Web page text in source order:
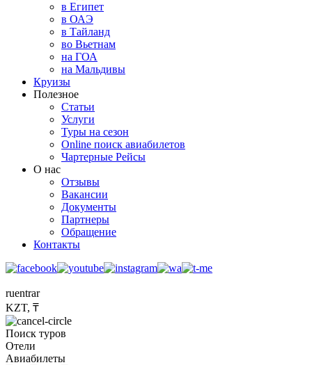
в Египет
в ОАЭ
в Тайланд
во Вьетнам
на ГОА
на Мальдивы
Круизы
Полезное
Статьи
Услуги
Туры на сезон
Online поиск авиабилетов
Чартерные Рейсы
О нас
Отзывы
Вакансии
Документы
Партнеры
Обращение
Контакты
ruentrar
KZT, ₸
Поиск туров
Отели
Авиабилеты